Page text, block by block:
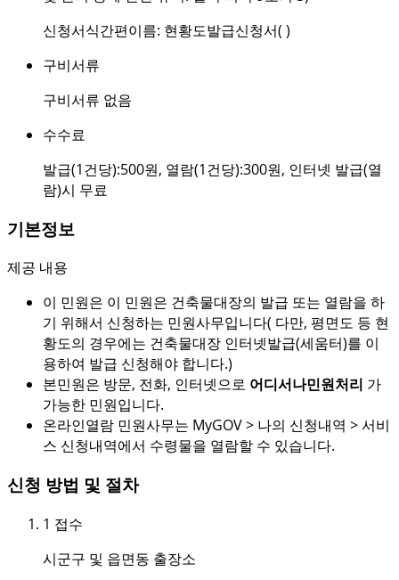
신청서식간편이름: 현황도발급신청서( )
구비서류
구비서류 없음
수수료
발급(1건당):500원, 열람(1건당):300원, 인터넷 발급(열
람)시 무료
기본정보
제공 내용
이 민원은 이 민원은 건축물대장의 발급 또는 열람을 하
기 위해서 신청하는 민원사무입니다( 다만, 평면도 등 현
황도의 경우에는 건축물대장 인터넷발급(세움터)를 이
용하여 발급 신청해야 합니다.)
본민원은 방문, 전화, 인터넷으로 어디서나민원처리 가
가능한 민원입니다.
온라인열람 민원사무는 MyGOV > 나의 신청내역 > 서비
스 신청내역에서 수령물을 열람할 수 있습니다.
신청 방법 및 절차
1 접수
시군구 및 읍면동 출장소